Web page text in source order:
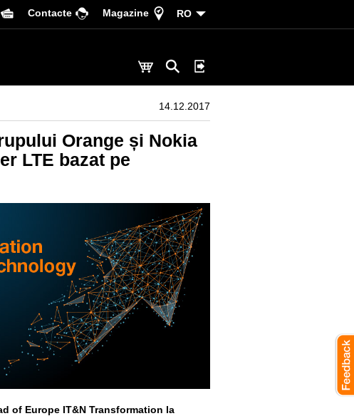
Сontacte Magazine RO
14.12.2017
Orange și Nokia
LTE bazat pe
of Europe IT&N Transformation la